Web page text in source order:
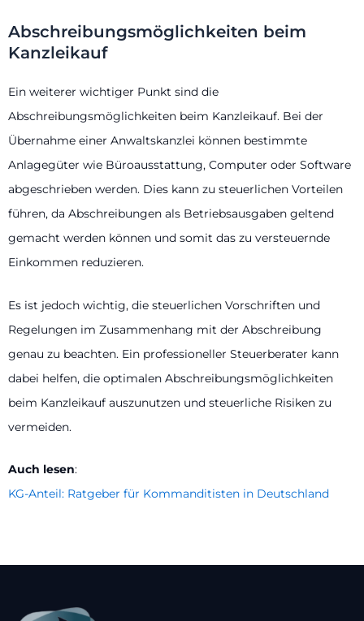
Abschreibungsmöglichkeiten beim
Kanzleikauf
Ein weiterer wichtiger Punkt sind die
Abschreibungsmöglichkeiten beim Kanzleikauf. Bei der
Übernahme einer Anwaltskanzlei können bestimmte
Anlagegüter wie Büroausstattung, Computer oder Software
abgeschrieben werden. Dies kann zu steuerlichen Vorteilen
führen, da Abschreibungen als Betriebsausgaben geltend
gemacht werden können und somit das zu versteuernde
Einkommen reduzieren.
Es ist jedoch wichtig, die steuerlichen Vorschriften und
Regelungen im Zusammenhang mit der Abschreibung
genau zu beachten. Ein professioneller Steuerberater kann
dabei helfen, die optimalen Abschreibungsmöglichkeiten
beim Kanzleikauf auszunutzen und steuerliche Risiken zu
vermeiden.
Auch lesen:
KG-Anteil: Ratgeber für Kommanditisten in Deutschland